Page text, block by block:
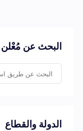
البحث عن مُعْلن
الدولة والقطاع